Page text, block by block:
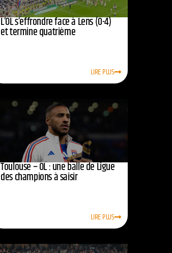
L’OL s’effrondre face à Lens (0-4)
et termine quatrième
LIRE PLUS
Toulouse – OL : une balle de Ligue
des champions à saisir
LIRE PLUS